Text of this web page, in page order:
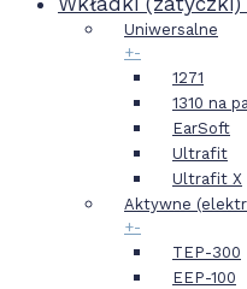
Uniwersalne
+-
1271
1310 na
EarSoft
Ultrafit
Ultrafit X
Aktywne
+-
TEP-300
EEP-100